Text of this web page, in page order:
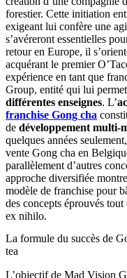
forestier. Cette initiation
exigeant lui confère une
s’avéreront essentielles
retour en Europe, il
acquérant le premier
expérience en tant que
Group, entité qui lui
différentes enseignes. L’
franchise Gong cha
de développement multi-
quelques années
vente Gong cha en
parallèlement d’autres
approche diversifiée
modèle de franchise pour
des concepts éprouvés
ex nihilo.
La formule du succès de
tea
L’objectif de Mad Vision